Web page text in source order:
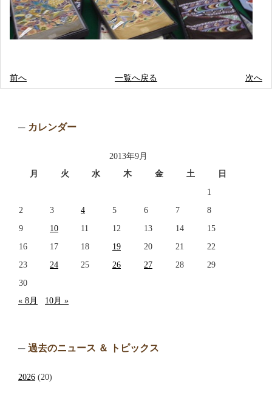
前へ 一覧へ戻る 次へ
カレンダー
2013年9月
月
火 水 木 金 土
日
1
2
3 4 5 6 7
8
9
10 11 12 13 14
15
16
17 18 19 20 21
22
23
24 25 26 27 28
29
30
« 8月
10月 »
過去のニュース ＆ トピックス
2026 (20)